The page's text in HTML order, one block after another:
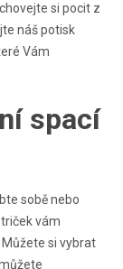
si pocit z
nášpotisk
Vám
spací
sobě nebo
vám
si vybrat